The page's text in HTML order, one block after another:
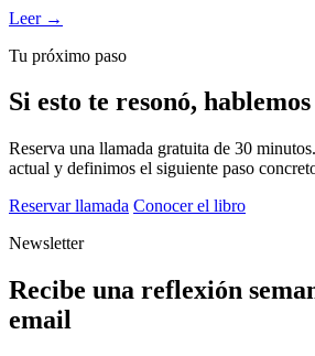
correcto, puedes transformarlas en creencias
identificar, cuestionar y superar estas
Leer →
Tu próximo paso
Si esto te resonó, hablemos
Reserva una llamada gratuita de 30
actual y definimos el siguiente paso
Reservar llamada Conocer el libro
Newsletter
Recibe una reflexión
email